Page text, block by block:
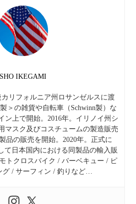
SHO IKEGAMI
リフォルニア州ロサンゼルスに渡
＞の雑貨や自転車（Schwinn製）な
ン上で開始。2016年。イリノイ州シ
マスク及びコスチュームの製造販売
品の販売を開始。2020年。正式に
て日本国内における同製品の輸入販
トクロスバイク / バーベキュー / ピ
グ / サーフィン / 釣りなど…